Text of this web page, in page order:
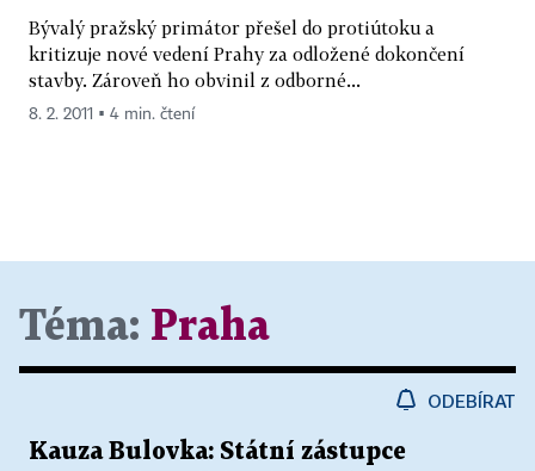
Bývalý pražský primátor přešel do protiútoku a
kritizuje nové vedení Prahy za odložené dokončení
stavby. Zároveň ho obvinil z odborné...
8. 2. 2011 ▪ 4 min. čtení
Téma: Praha
ODEBÍRAT
Kauza Bulovka: Státní zástupce